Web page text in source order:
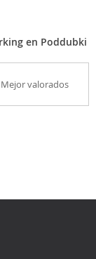
en Poddubki
Mejor valorados